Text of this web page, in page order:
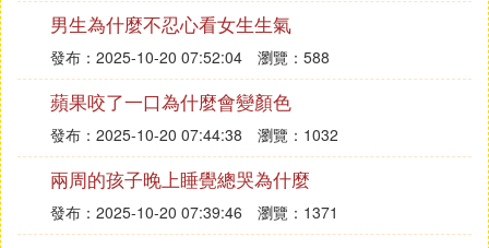
男生為什麼不忍心看女生生氣
發布：2025-10-20 07:52:04 瀏覽：588
蘋果咬了一口為什麼會變顏色
發布：2025-10-20 07:44:38 瀏覽：1032
兩周的孩子晚上睡覺總哭為什麼
發布：2025-10-20 07:39:46 瀏覽：1371